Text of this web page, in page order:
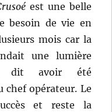
est une belle
besoin de vie en
mois car la
une lumière
dit avoir été
chef opérateur. Le
et reste la